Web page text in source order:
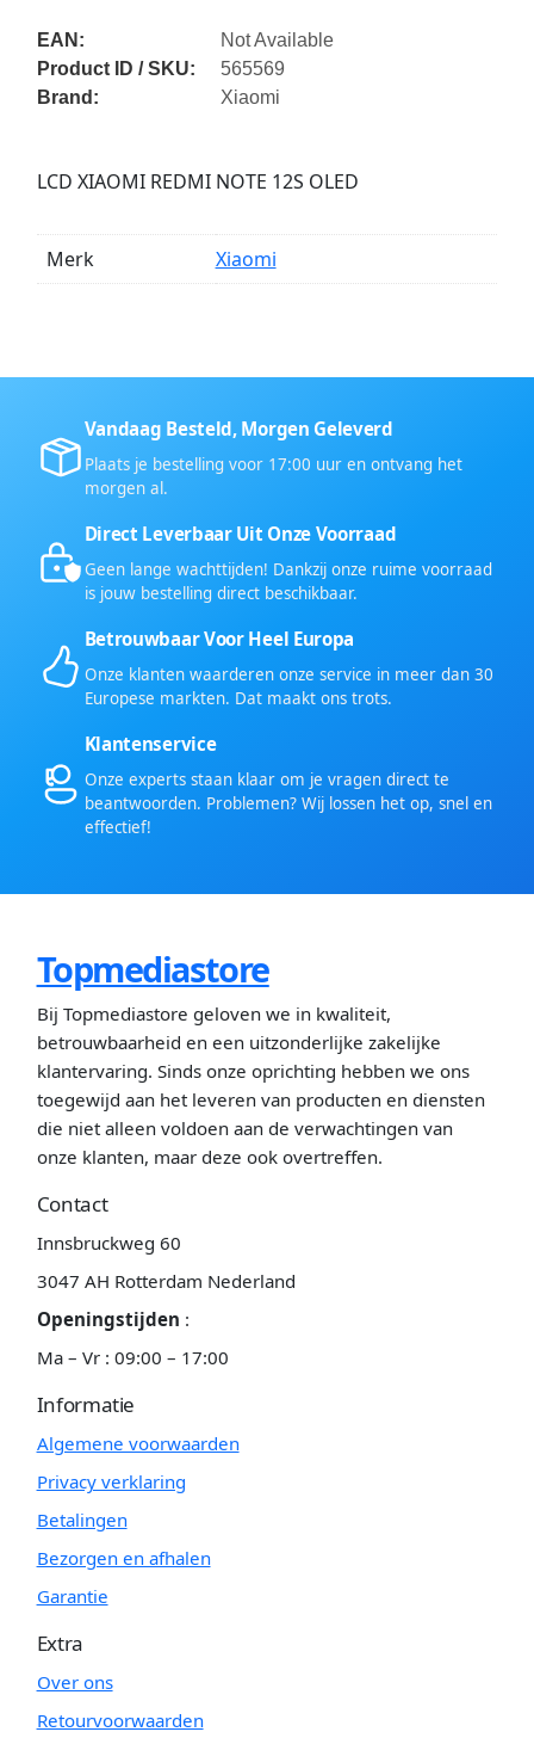
EAN:
Not Available
Product ID / SKU:
565569
Brand:
Xiaomi
LCD XIAOMI REDMI NOTE 12S OLED
Merk Xiaomi
Vandaag Besteld, Morgen Geleverd
Plaats je bestelling voor 17:00 uur en ontvang het
morgen al.
Direct Leverbaar Uit Onze Voorraad
Geen lange wachttijden! Dankzij onze ruime voorraad
is jouw bestelling direct beschikbaar.
Betrouwbaar Voor Heel Europa
Onze klanten waarderen onze service in meer dan 30
Europese markten. Dat maakt ons trots.
Klantenservice
Onze experts staan klaar om je vragen direct te
beantwoorden. Problemen? Wij lossen het op, snel en
effectief!
Topmediastore
Bij Topmediastore geloven we in kwaliteit,
betrouwbaarheid en een uitzonderlijke zakelijke
klantervaring. Sinds onze oprichting hebben we ons
toegewijd aan het leveren van producten en diensten
die niet alleen voldoen aan de verwachtingen van
onze klanten, maar deze ook overtreffen.
Contact
Innsbruckweg 60
3047 AH Rotterdam Nederland
Openingstijden :
Ma – Vr : 09:00 – 17:00
Informatie
Algemene voorwaarden
Privacy verklaring
Betalingen
Bezorgen en afhalen
Garantie
Extra
Over ons
Retourvoorwaarden